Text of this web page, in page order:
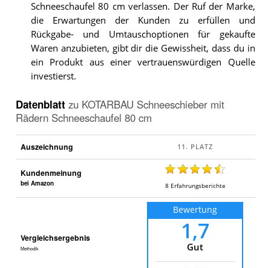
Schneeschaufel 80 cm verlassen. Der Ruf der Marke,
die Erwartungen der Kunden zu erfüllen und
Rückgabe- und Umtauschoptionen für gekaufte
Waren anzubieten, gibt dir die Gewissheit, dass du in
ein Produkt aus einer vertrauenswürdigen Quelle
investierst.
Datenblatt zu KOTARBAU Schneeschieber mit
Rädern Schneeschaufel 80 cm
Auszeichnung
Kundenmeinung
bei Amazon 8 Erfahrungsberichte
Vergleichsergebnis
Methodik
Bewertung
1,7
Gut